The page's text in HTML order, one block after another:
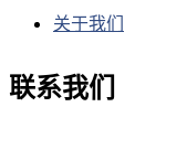
关于我们
联系我们